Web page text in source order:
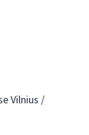
Vilnius /